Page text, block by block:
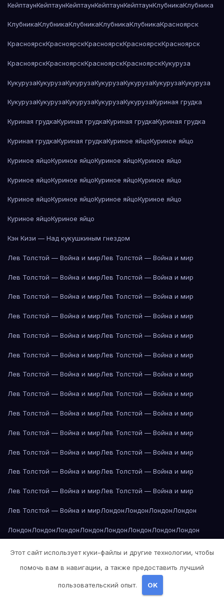
КейптаунКейптаунКейптаунКейптаунКейптаунКлубникаКлубника
КлубникаКлубникаКлубникаКлубникаКлубникаКрасноярск
КрасноярскКрасноярскКрасноярскКрасноярскКрасноярск
КрасноярскКрасноярскКрасноярскКрасноярскКукуруза
КукурузаКукурузаКукурузаКукурузаКукурузаКукурузаКукуруза
КукурузаКукурузаКукурузаКукурузаКукурузаКуриная грудка
Куриная грудкаКуриная грудкаКуриная грудкаКуриная грудка
Куриная грудкаКуриная грудкаКуриное яйцоКуриное яйцо
Куриное яйцоКуриное яйцоКуриное яйцоКуриное яйцо
Куриное яйцоКуриное яйцоКуриное яйцоКуриное яйцо
Куриное яйцоКуриное яйцоКуриное яйцоКуриное яйцо
Куриное яйцоКуриное яйцо
Кэн Кизи — Над кукушкиным гнездом
Лев Толстой — Война и мирЛев Толстой — Война и мир
Лев Толстой — Война и мирЛев Толстой — Война и мир
Лев Толстой — Война и мирЛев Толстой — Война и мир
Лев Толстой — Война и мирЛев Толстой — Война и мир
Лев Толстой — Война и мирЛев Толстой — Война и мир
Лев Толстой — Война и мирЛев Толстой — Война и мир
Лев Толстой — Война и мирЛев Толстой — Война и мир
Лев Толстой — Война и мирЛев Толстой — Война и мир
Лев Толстой — Война и мирЛев Толстой — Война и мир
Лев Толстой — Война и мирЛев Толстой — Война и мир
Лев Толстой — Война и мирЛев Толстой — Война и мир
Лев Толстой — Война и мирЛев Толстой — Война и мир
Лев Толстой — Война и мирЛев Толстой — Война и мир
Лев Толстой — Война и мирЛондонЛондонЛондонЛондон
ЛондонЛондонЛондонЛондонЛондонЛондонЛондонЛондон
Лондон Лондон Лос-Анджелес Лос-Анджелес
Лос-АнджелесЛос-АнджелесЛос-АнджелесЛос-Анджелес
Лос-АнджелесЛос-АнджелесЛос-Анджелес
Этот сайт использует куки-файлы и другие технологии, чтобы
помочь вам в навигации, а также предоставить лучший
пользовательский опыт. OK